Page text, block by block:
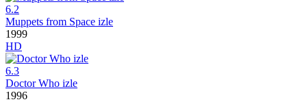
6.2
Muppets from Space izle
1999
HD
6.3
Doctor Who izle
1996